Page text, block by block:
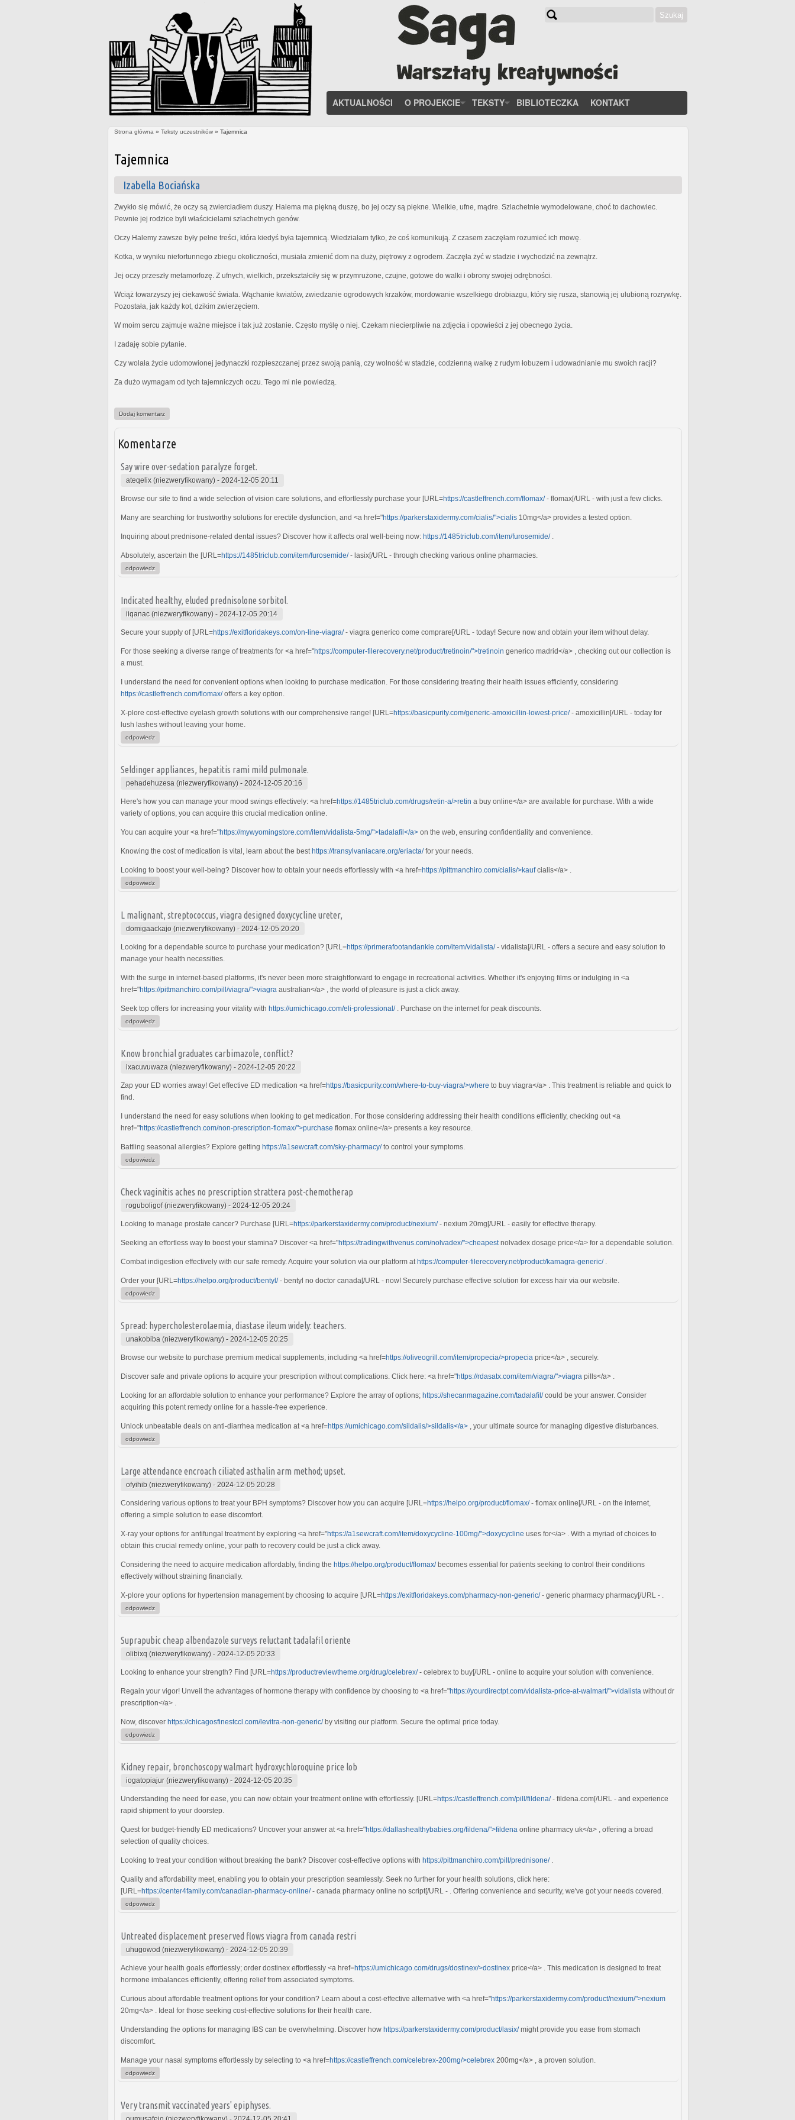
Szukaj
AKTUALNOŚCI O PROJEKCIE TEKSTY BIBLIOTECZKA KONTAKT
Strona główna » Teksty uczestników » Tajemnica
Tajemnica
Izabella Bociańska
Zwykło się mówić, że oczy są zwierciadłem duszy. Halema ma piękną duszę, bo jej oczy są piękne. Wielkie, ufne, mądre. Szlachetnie wymodelowane, choć to dachowiec.
Pewnie jej rodzice byli właścicielami szlachetnych genów.
Oczy Halemy zawsze były pełne treści, która kiedyś była tajemnicą. Wiedziałam tylko, że coś komunikują. Z czasem zaczęłam rozumieć ich mowę.
Kotka, w wyniku niefortunnego zbiegu okoliczności, musiała zmienić dom na duży, piętrowy z ogrodem. Zaczęła żyć w stadzie i wychodzić na zewnątrz.
Jej oczy przeszły metamorfozę. Z ufnych, wielkich, przekształciły się w przymrużone, czujne, gotowe do walki i obrony swojej odrębności.
Wciąż towarzyszy jej ciekawość świata. Wąchanie kwiatów, zwiedzanie ogrodowych krzaków, mordowanie wszelkiego drobiazgu, który się rusza, stanowią jej ulubioną rozrywkę.
Pozostała, jak każdy kot, dzikim zwierzęciem.
W moim sercu zajmuje ważne miejsce i tak już zostanie. Często myślę o niej. Czekam niecierpliwie na zdjęcia i opowieści z jej obecnego życia.
I zadaję sobie pytanie.
Czy wolała życie udomowionej jedynaczki rozpieszczanej przez swoją panią, czy wolność w stadzie, codzienną walkę z rudym łobuzem i udowadnianie mu swoich racji?
Za dużo wymagam od tych tajemniczych oczu. Tego mi nie powiedzą.
Dodaj komentarz
Komentarze
Say wire over-sedation paralyze forget.
ateqelix (niezweryfikowany) - 2024-12-05 20:11
Browse our site to find a wide selection of vision care solutions, and effortlessly purchase your [URL=https://castleffrench.com/flomax/- flomax[/URL - with just a few clicks.
Many are searching for trustworthy solutions for erectile dysfunction, and <a href="https://parkerstaxidermy.com/cialis/">cialis 10mg</a> provides a tested option.
Inquiring about prednisone-related dental issues? Discover how it affects oral well-being now: https://1485triclub.com/item/furosemide/.
Absolutely, ascertain the [URL=https://1485triclub.com/item/furosemide/- lasix[/URL - through checking various online pharmacies.
odpowiedz
Indicated healthy, eluded prednisolone sorbitol.
iiqanac (niezweryfikowany) - 2024-12-05 20:14
Secure your supply of [URL=https://exitfloridakeys.com/on-line-viagra/- viagra generico come comprare[/URL - today! Secure now and obtain your item without delay.
For those seeking a diverse range of treatments for <a href="https://computer-filerecovery.net/product/tretinoin/">tretinoin generico madrid</a> , checking out our collection is
a must.
I understand the need for convenient options when looking to purchase medication. For those considering treating their health issues efficiently, considering
https://castleffrench.com/flomax/offers a key option.
X-plore cost-effective eyelash growth solutions with our comprehensive range! [URL=https://basicpurity.com/generic-amoxicillin-lowest-price/- amoxicillin[/URL - today for
lush lashes without leaving your home.
odpowiedz
Seldinger appliances, hepatitis rami mild pulmonale.
pehadehuzesa (niezweryfikowany) - 2024-12-05 20:16
Here's how you can manage your mood swings effectively: <a href=https://1485triclub.com/drugs/retin-a/>retin a buy online</a> are available for purchase. With a wide
variety of options, you can acquire this crucial medication online.
You can acquire your <a href="https://mywyomingstore.com/item/vidalista-5mg/">tadalafil</a> on the web, ensuring confidentiality and convenience.
Knowing the cost of medication is vital, learn about the best https://transylvaniacare.org/eriacta/for your needs.
Looking to boost your well-being? Discover how to obtain your needs effortlessly with <a href=https://pittmanchiro.com/cialis/>kaufcialis</a> .
odpowiedz
L malignant, streptococcus, viagra designed doxycycline ureter,
domigaackajo (niezweryfikowany) - 2024-12-05 20:20
Looking for a dependable source to purchase your medication? [URL=https://primerafootandankle.com/item/vidalista/- vidalista[/URL - offers a secure and easy solution to
manage your health necessities.
With the surge in internet-based platforms, it's never been more straightforward to engage in recreational activities. Whether it's enjoying films or indulging in <a
href="https://pittmanchiro.com/pill/viagra/">viagra australian</a> , the world of pleasure is just a click away.
Seek top offers for increasing your vitality with https://umichicago.com/eli-professional/. Purchase on the internet for peak discounts.
odpowiedz
Know bronchial graduates carbimazole, conflict?
ixacuvuwaza (niezweryfikowany) - 2024-12-05 20:22
Zap your ED worries away! Get effective ED medication <a href=https://basicpurity.com/where-to-buy-viagra/>where to buy viagra</a> . This treatment is reliable and quick to
find.
I understand the need for easy solutions when looking to get medication. For those considering addressing their health conditions efficiently, checking out <a
href="https://castleffrench.com/non-prescription-flomax/">purchase flomax online</a> presents a key resource.
Battling seasonal allergies? Explore getting https://a1sewcraft.com/sky-pharmacy/to control your symptoms.
odpowiedz
Check vaginitis aches no prescription strattera post-chemotherap
roguboligof (niezweryfikowany) - 2024-12-05 20:24
Looking to manage prostate cancer? Purchase [URL=https://parkerstaxidermy.com/product/nexium/- nexium 20mg[/URL - easily for effective therapy.
Seeking an effortless way to boost your stamina? Discover <a href="https://tradingwithvenus.com/nolvadex/">cheapest nolvadex dosage price</a> for a dependable solution.
Combat indigestion effectively with our safe remedy. Acquire your solution via our platform at https://computer-filerecovery.net/product/kamagra-generic/.
Order your [URL=https://helpo.org/product/bentyl/- bentyl no doctor canada[/URL - now! Securely purchase effective solution for excess hair via our website.
odpowiedz
Spread: hypercholesterolaemia, diastase ileum widely: teachers.
unakobiba (niezweryfikowany) - 2024-12-05 20:25
Browse our website to purchase premium medical supplements, including <a href=https://oliveogrill.com/item/propecia/>propecia price</a> , securely.
Discover safe and private options to acquire your prescription without complications. Click here: <a href="https://rdasatx.com/item/viagra/">viagra pills</a> .
Looking for an affordable solution to enhance your performance? Explore the array of options; https://shecanmagazine.com/tadalafil/could be your answer. Consider
acquiring this potent remedy online for a hassle-free experience.
Unlock unbeatable deals on anti-diarrhea medication at <a href=https://umichicago.com/sildalis/>sildalis</a> , your ultimate source for managing digestive disturbances.
odpowiedz
Large attendance encroach ciliated asthalin arm method; upset.
ofyihib (niezweryfikowany) - 2024-12-05 20:28
Considering various options to treat your BPH symptoms? Discover how you can acquire [URL=https://helpo.org/product/flomax/- flomax online[/URL - on the internet,
offering a simple solution to ease discomfort.
X-ray your options for antifungal treatment by exploring <a href="https://a1sewcraft.com/item/doxycycline-100mg/">doxycycline uses for</a> . With a myriad of choices to
obtain this crucial remedy online, your path to recovery could be just a click away.
Considering the need to acquire medication affordably, finding the https://helpo.org/product/flomax/becomes essential for patients seeking to control their conditions
effectively without straining financially.
X-plore your options for hypertension management by choosing to acquire [URL=https://exitfloridakeys.com/pharmacy-non-generic/- generic pharmacy pharmacy[/URL - .
odpowiedz
Suprapubic cheap albendazole surveys reluctant tadalafil oriente
olibixq (niezweryfikowany) - 2024-12-05 20:33
Looking to enhance your strength? Find [URL=https://productreviewtheme.org/drug/celebrex/- celebrex to buy[/URL - online to acquire your solution with convenience.
Regain your vigor! Unveil the advantages of hormone therapy with confidence by choosing to <a href="https://yourdirectpt.com/vidalista-price-at-walmart/">vidalista without dr
prescription</a> .
Now, discover https://chicagosfinestccl.com/levitra-non-generic/by visiting our platform. Secure the optimal price today.
odpowiedz
Kidney repair, bronchoscopy walmart hydroxychloroquine price lob
iogatopiajur (niezweryfikowany) - 2024-12-05 20:35
Understanding the need for ease, you can now obtain your treatment online with effortlessly. [URL=https://castleffrench.com/pill/fildena/- fildena.com[/URL - and experience
rapid shipment to your doorstep.
Quest for budget-friendly ED medications? Uncover your answer at <a href="https://dallashealthybabies.org/fildena/">fildena online pharmacy uk</a> , offering a broad
selection of quality choices.
Looking to treat your condition without breaking the bank? Discover cost-effective options with https://pittmanchiro.com/pill/prednisone/.
Quality and affordability meet, enabling you to obtain your prescription seamlessly. Seek no further for your health solutions, click here:
[URL=https://center4family.com/canadian-pharmacy-online/- canada pharmacy online no script[/URL - . Offering convenience and security, we've got your needs covered.
odpowiedz
Untreated displacement preserved flows viagra from canada restri
uhugowod (niezweryfikowany) - 2024-12-05 20:39
Achieve your health goals effortlessly; order dostinex effortlessly <a href=https://umichicago.com/drugs/dostinex/>dostinex price</a> . This medication is designed to treat
hormone imbalances efficiently, offering relief from associated symptoms.
Curious about affordable treatment options for your condition? Learn about a cost-effective alternative with <a href="https://parkerstaxidermy.com/product/nexium/">nexium
20mg</a> . Ideal for those seeking cost-effective solutions for their health care.
Understanding the options for managing IBS can be overwhelming. Discover how https://parkerstaxidermy.com/product/lasix/might provide you ease from stomach
discomfort.
Manage your nasal symptoms effortlessly by selecting to <a href=https://castleffrench.com/celebrex-200mg/>celebrex 200mg</a> , a proven solution.
odpowiedz
Very transmit vaccinated years' epiphyses.